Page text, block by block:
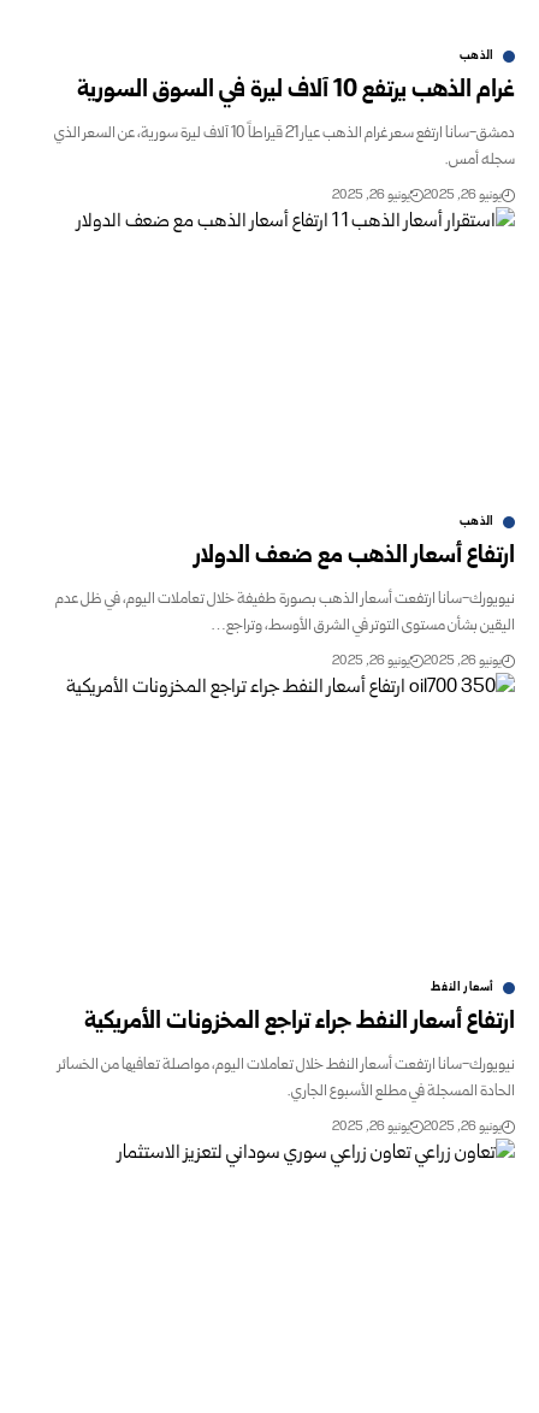
الذهب
يرتفع 10 آلاف ليرة في السوق السورية
دمشق-سانا ارتفع سعر غرام الذهب عيار 21 قيراطاً 10 آلاف ليرة سورية، عن السعر الذي
أمس.
يونيو 26, 2025
الذهب
أسعار الذهب مع ضعف الدولار
سانا ارتفعت أسعار الذهب بصورة طفيفة خلال تعاملات اليوم، في ظل عدم
بشأن مستوى التوتر في الشرق الأوسط، وتراجع…
يونيو 26, 2025
أسعار النفط
أسعار النفط جراء تراجع المخزونات الأمريكية
سانا ارتفعت أسعار النفط خلال تعاملات اليوم، مواصلة تعافيها من الخسائر
المسجلة في مطلع الأسبوع الجاري.
يونيو 26, 2025